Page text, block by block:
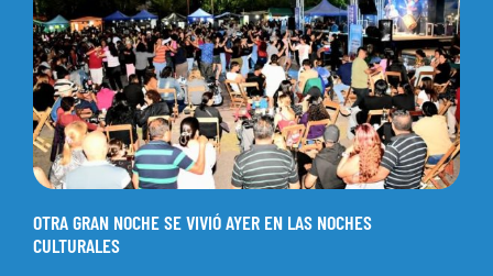
OTRA GRAN NOCHE SE VIVIÓ AYER EN LAS NOCHES
CULTURALES